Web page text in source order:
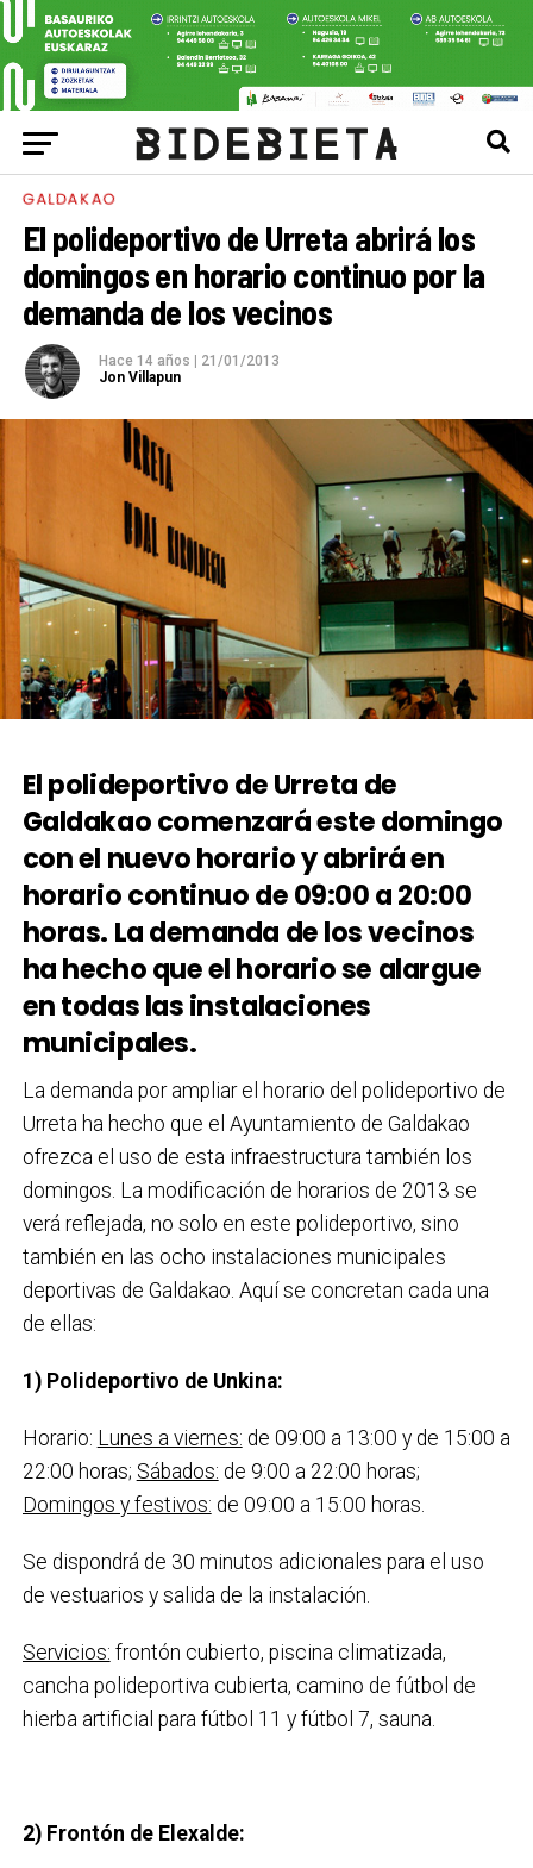
GALDAKAO
El polideportivo de Urreta abrirá los
domingos en horario continuo por la
demanda de los vecinos
Hace 14 años
21/01/2013
Jon Villapun
El polideportivo de Urreta de
Galdakao comenzará este domingo
con el nuevo horario y abrirá en
horario continuo de 09:00 a 20:00
horas. La demanda de los vecinos
ha hecho que el horario se alargue
en todas las instalaciones
municipales.
La demanda por ampliar el horario del polideportivo de
Urreta ha hecho que el Ayuntamiento de Galdakao
ofrezca el uso de esta infraestructura también los
domingos. La modificación de horarios de 2013 se
verá reflejada, no solo en este polideportivo, sino
también en las ocho instalaciones municipales
deportivas de Galdakao. Aquí se concretan cada una
de ellas:
1) Polideportivo de Unkina:
Horario: Lunes a viernes: de 09:00 a 13:00 y de 15:00 a
22:00 horas; Sábados: de 9:00 a 22:00 horas;
Domingos y festivos: de 09:00 a 15:00 horas.
Se dispondrá de 30 minutos adicionales para el uso
de vestuarios y salida de la instalación.
Servicios: frontón cubierto, piscina climatizada,
cancha polideportiva cubierta, camino de fútbol de
hierba artificial para fútbol 11 y fútbol 7, sauna.
2) Frontón de Elexalde: